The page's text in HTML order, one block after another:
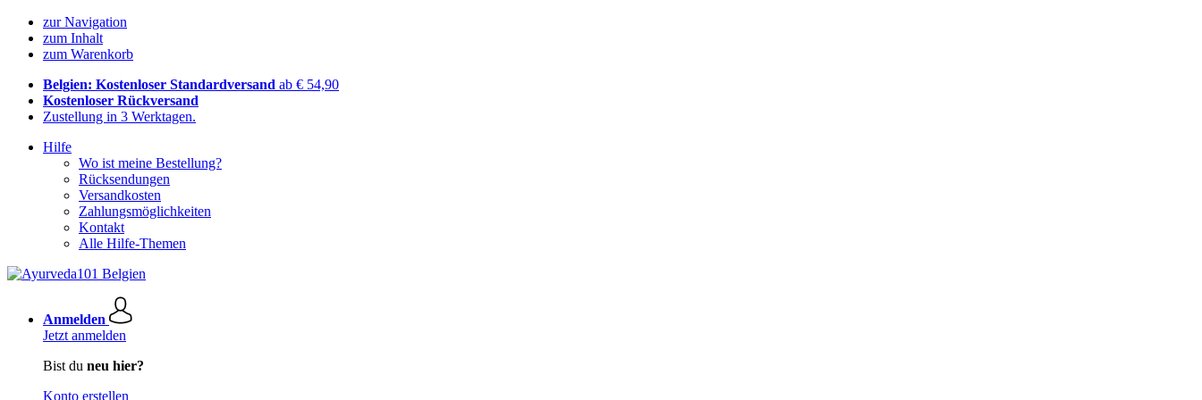
zur Navigation
zum Inhalt
zum Warenkorb
Belgien: Kostenloser Standardversand ab € 54,90
Kostenloser Rückversand
Zustellung in 3 Werktagen.
Hilfe
Wo ist meine Bestellung?
Rücksendungen
Versandkosten
Zahlungsmöglichkeiten
Kontakt
Alle Hilfe-Themen
Anmelden
Jetzt anmelden
Bist du neu hier?
Konto erstellen